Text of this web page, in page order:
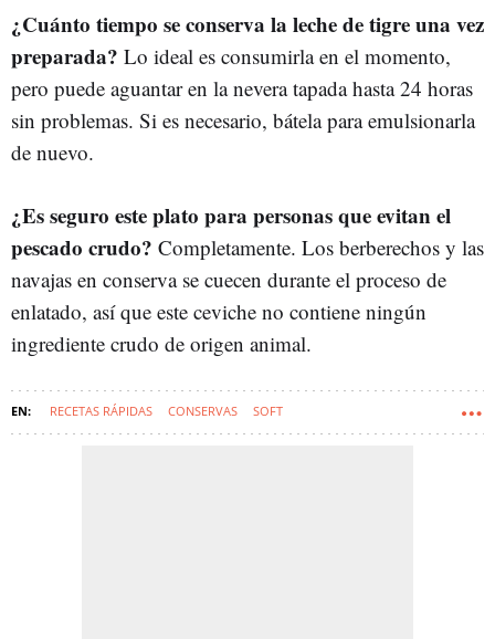
¿Cuánto tiempo se conserva la leche de tigre una vez
preparada? Lo ideal es consumirla en el momento,
pero puede aguantar en la nevera tapada hasta 24 horas
sin problemas. Si es necesario, bátela para emulsionarla
de nuevo.
¿Es seguro este plato para personas que evitan el
pescado crudo? Completamente. Los berberechos y las
navajas en conserva se cuecen durante el proceso de
enlatado, así que este ceviche no contiene ningún
ingrediente crudo de origen animal.
RECETAS RÁPIDAS CONSERVAS SOFT